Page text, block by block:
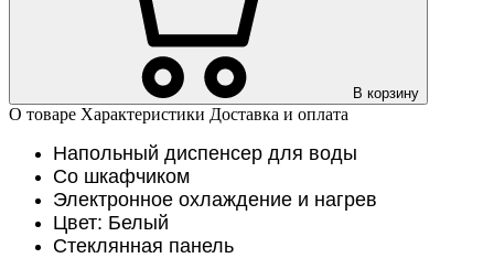
В корзину
О товаре Характеристики Доставка и оплата
Напольный диспенсер для воды
Со шкафчиком
Электронное охлаждение и нагрев
Цвет: Белый
Стеклянная панель